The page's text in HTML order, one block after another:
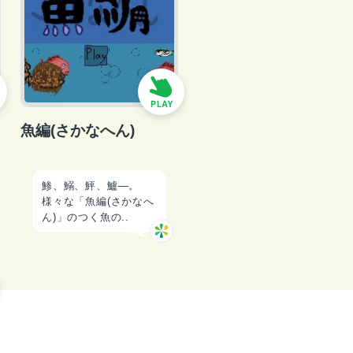
魚編(さかなへん)
鯵、鰯、鮃、鱸―。
様々な「魚編(さかなへ
ん)」のつく魚の..